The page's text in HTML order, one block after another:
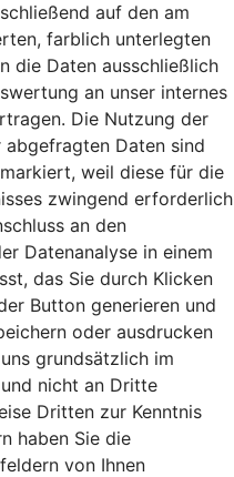
auf den am
farblich unterlegten
die Daten ausschließlich
an unser internes
Die Nutzung der
Daten sind
weil diese für die
zwingend erforderlich
an den
Datenanalyse in einem
das Sie durch Klicken
Button generieren und
oder ausdrucken
grundsätzlich im
nicht an Dritte
Dritten zur Kenntnis
haben Sie die
von Ihnen